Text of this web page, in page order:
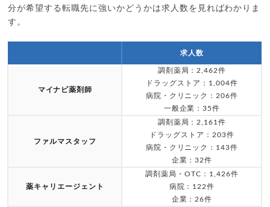
分が希望する転職先に強いかどうかは求人数を見ればわかりま
す。
求人数
マイナビ薬剤師
調剤薬局：2,462件
ドラッグストア：1,004件
病院・クリニック：206件
一般企業：35件
ファルマスタッフ
調剤薬局：2,161件
ドラッグストア：203件
病院・クリニック：143件
企業：32件
薬キャリエージェント
調剤薬局・OTC：1,426件
病院：122件
企業：26件